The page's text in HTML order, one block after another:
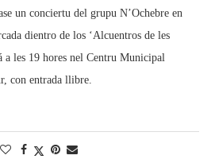
un conciertu del grupu N’Ochebre en
dientro de los ‘Alcuentros de les
a les 19 hores nel Centru Municipal
con entrada llibre.